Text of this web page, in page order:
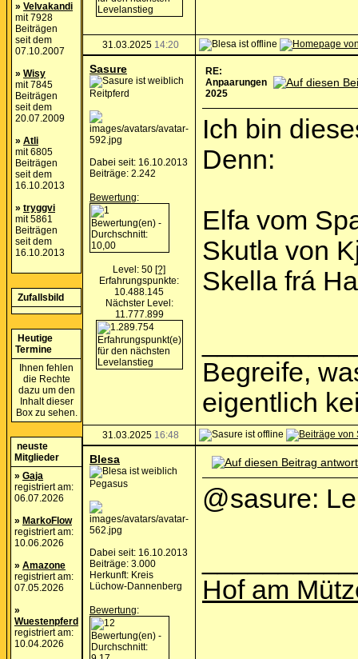
» Velvakandi
mit 7928
Beiträgen
seit dem
07.10.2007
» Wisy
mit 7845
Beiträgen
seit dem
20.07.2009
» Atli
mit 6805
Beiträgen
seit dem
16.10.2013
» tryggvi
mit 5861
Beiträgen
seit dem
16.10.2013
Zufallsbild
Heutige
Termine
Ihnen fehlen
die Rechte
dazu um den
Inhalt dieser
Box zu sehen.
neuste
Mitglieder
» Gaja
registriert am:
06.07.2026
» MarkoFlow
registriert am:
10.06.2026
» Amazone
registriert am:
07.05.2026
»
Wuestenpferd
registriert am:
10.04.2026
31.03.2025 14:20
Sasure
Reitpferd
Dabei seit: 16.10.2013
Beiträge: 2.242
Bewertung:
Level: 50 [?]
Erfahrungspunkte:
10.488.145
Nächster Level:
11.777.899
RE:
Anpaarungen
2025
Ich bin
Denn:
Elfa vom
Skutla von
Skella frá
Begreife,
eigentlich
31.03.2025 16:48
Blesa
Pegasus
Dabei seit: 16.10.2013
Beiträge: 3.000
Herkunft: Kreis
Lüchow-Dannenberg
Bewertung:
@sasure:
Hof am